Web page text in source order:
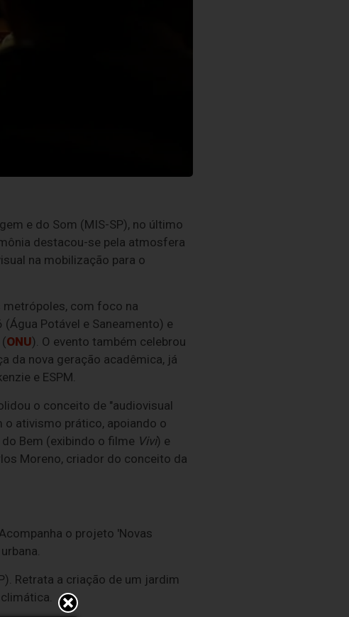
e do Som (MIS-SP), no último
destacou-se pela atmosfera
na mobilização para o
metrópoles, com foco na
Potável e Saneamento) e
ONU). O evento também celebrou
da nova geração acadêmica, já
e ESPM.
o conceito de "audiovisual
ativismo prático, apoiando o
Bem (exibindo o filme Vivi) e
Moreno, criador do conceito da
o projeto 'Novas
Retrata a criação de um jardim